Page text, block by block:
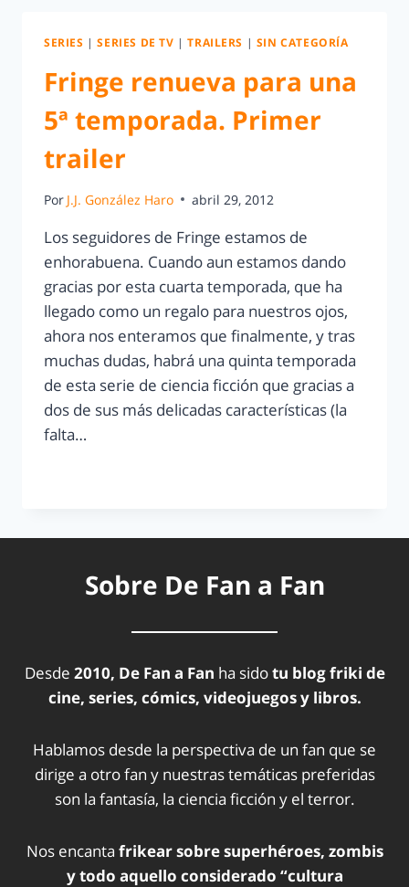
SERIES |SERIES DE TV |TRAILERS | SIN CATEGORÍA
Fringe renueva para una
5ª temporada. Primer
trailer
Por J.J. González Haro abril 29, 2012
Los seguidores de Fringe estamos de
enhorabuena. Cuando aun estamos dando
gracias por esta cuarta temporada, que ha
llegado como un regalo para nuestros ojos,
ahora nos enteramos que finalmente, y tras
muchas dudas, habrá una quinta temporada
de esta serie de ciencia ficción que gracias a
dos de sus más delicadas características (la
falta…
Sobre De Fan a Fan
Desde 2010, De Fan a Fan ha sidotu blog friki de
cine, series, cómics, videojuegos y libros.
Hablamos desde la perspectiva de un fan que se
dirige a otro fan y nuestras temáticas preferidas
son la fantasía, la ciencia ficción y el terror.
Nos encanta frikear sobre superhéroes, zombis
y todo aquello considerado “cultura